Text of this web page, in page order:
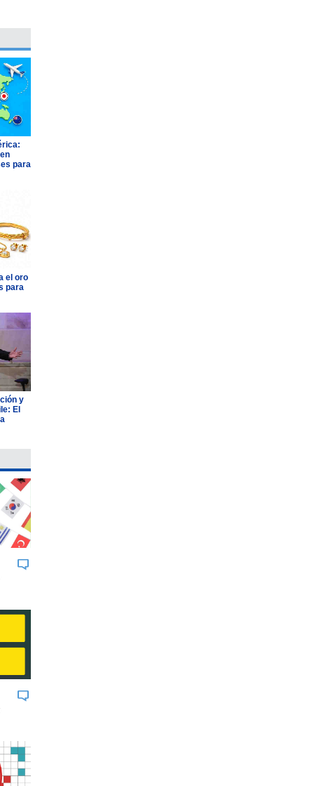
para
el oro
para
y
El